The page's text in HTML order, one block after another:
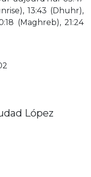
13:43 (Dhuhr),
(Maghreb), 21:24
López